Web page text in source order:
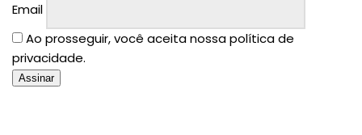
Email
Ao prosseguir, você aceita nossa política de
privacidade.